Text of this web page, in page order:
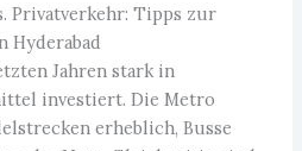
Privatverkehr: Tipps zur
Hyderabad
Jahren stark in
investiert. Die Metro
erheblich, Busse